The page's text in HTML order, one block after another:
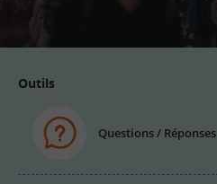
Outils
Questions / Réponses